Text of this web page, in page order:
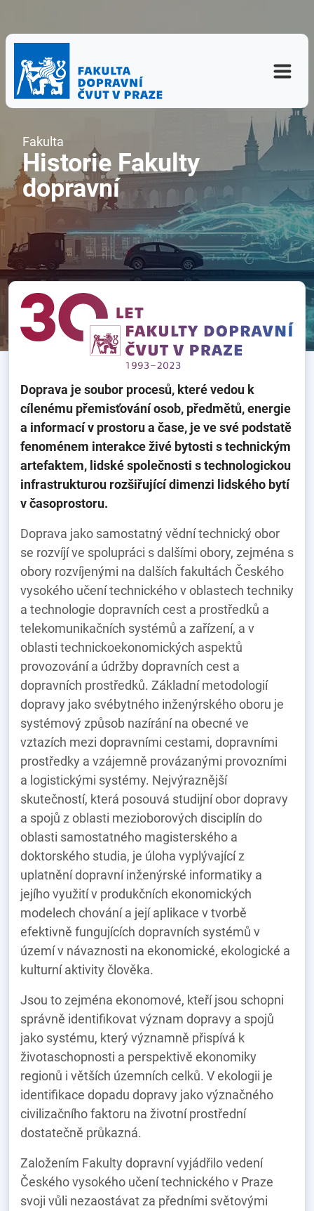
Fakulta
Historie Fakulty
dopravní
Doprava je soubor procesů, které vedou k
cílenému přemisťování osob, předmětů, energie
a informací v prostoru a čase, je ve své podstatě
fenoménem interakce živé bytosti s technickým
artefaktem, lidské společnosti s technologickou
infrastrukturou rozšiřující dimenzi lidského bytí
v časoprostoru.
Doprava jako samostatný vědní technický obor
se rozvíjí ve spolupráci s dalšími obory, zejména s
obory rozvíjenými na dalších fakultách Českého
vysokého učení technického v oblastech techniky
a technologie dopravních cest a prostředků a
telekomunikačních systémů a zařízení, a v
oblasti technickoekonomických aspektů
provozování a údržby dopravních cest a
dopravních prostředků. Základní metodologií
dopravy jako svébytného inženýrského oboru je
systémový způsob nazírání na obecné ve
vztazích mezi dopravními cestami, dopravními
prostředky a vzájemně provázanými provozními
a logistickými systémy. Nejvýraznější
skutečností, která posouvá studijní obor dopravy
a spojů z oblasti mezioborových disciplín do
oblasti samostatného magisterského a
doktorského studia, je úloha vyplývající z
uplatnění dopravní inženýrské informatiky a
jejího využití v produkčních ekonomických
modelech chování a její aplikace v tvorbě
efektivně fungujících dopravních systémů v
území v návaznosti na ekonomické, ekologické a
kulturní aktivity člověka.
Jsou to zejména ekonomové, kteří jsou schopni
správně identifikovat význam dopravy a spojů
jako systému, který významně přispívá k
životaschopnosti a perspektivě ekonomiky
regionů i větších územních celků. V ekologii je
identifikace dopadu dopravy jako význačného
civilizačního faktoru na životní prostřední
dostatečně průkazná.
Založením Fakulty dopravní vyjádřilo vedení
Českého vysokého učení technického v Praze
svoji vůli nezaostávat za předními světovými